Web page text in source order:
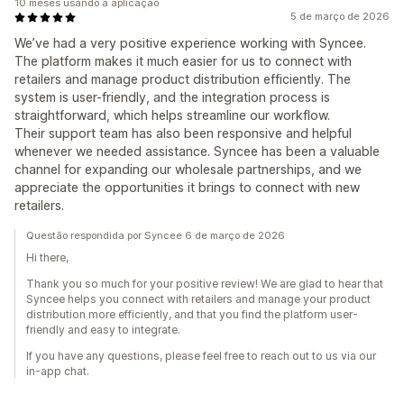
5 de março de 2026
We’ve had a very positive experience working with Syncee.
The platform makes it much easier for us to connect with
retailers and manage product distribution efficiently. The
system is user-friendly, and the integration process is
straightforward, which helps streamline our workflow.
Their support team has also been responsive and helpful
whenever we needed assistance. Syncee has been a valuable
channel for expanding our wholesale partnerships, and we
appreciate the opportunities it brings to connect with new
retailers.
10 meses usando a aplicação
Questão respondida por Syncee 6 de março de 2026
Hi there,
Thank you so much for your positive review! We are glad to hear that
Syncee helps you connect with retailers and manage your product
distribution more efficiently, and that you find the platform user-
friendly and easy to integrate.
If you have any questions, please feel free to reach out to us via our
in-app chat.